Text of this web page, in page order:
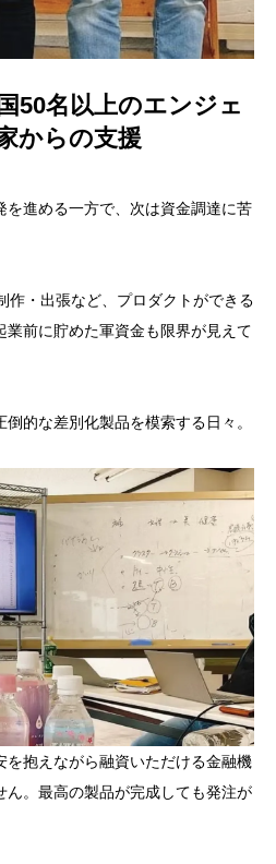
50名以上のエンジェ
からの支援
を進める一方で、次は資金調達に苦
作・出張など、プロダクトができる
前に貯めた軍資金も限界が見えて
的な差別化製品を模索する日々。
を抱えながら融資いただける金融機
ん。最高の製品が完成しても発注が